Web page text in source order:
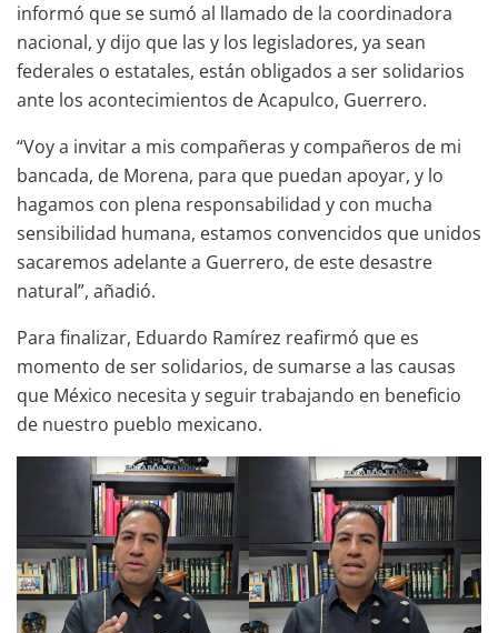
informó que se sumó al llamado de la coordinadora
nacional, y dijo que las y los legisladores, ya sean
federales o estatales, están obligados a ser solidarios
ante los acontecimientos de Acapulco, Guerrero.
“Voy a invitar a mis compañeras y compañeros de mi
bancada, de Morena, para que puedan apoyar, y lo
hagamos con plena responsabilidad y con mucha
sensibilidad humana, estamos convencidos que unidos
sacaremos adelante a Guerrero, de este desastre
natural”, añadió.
Para finalizar, Eduardo Ramírez reafirmó que es
momento de ser solidarios, de sumarse a las causas
que México necesita y seguir trabajando en beneficio
de nuestro pueblo mexicano.